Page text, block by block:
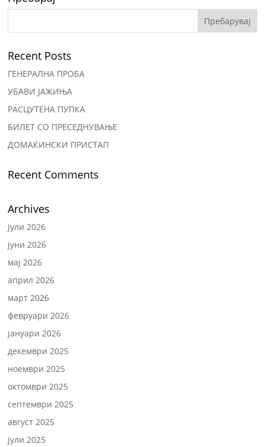
Recent Posts
ГЕНЕРАЛНА ПРОБА
УБАВИ ЈАЖИЊА
РАСЦУТЕНА ПУПКА
БИЛЕТ СО ПРЕСЕДНУВАЊЕ
ДОМАЌИНСКИ ПРИСТАП
Recent Comments
Archives
јули 2026
јуни 2026
мај 2026
април 2026
март 2026
февруари 2026
јануари 2026
декември 2025
ноември 2025
октомври 2025
септември 2025
август 2025
јули 2025